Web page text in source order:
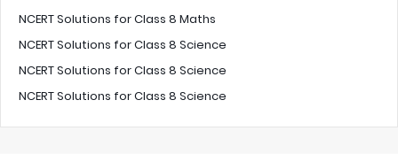
NCERT Solutions for Class 8 Maths
NCERT Solutions for Class 8 Science
NCERT Solutions for Class 8 Science
NCERT Solutions for Class 8 Science